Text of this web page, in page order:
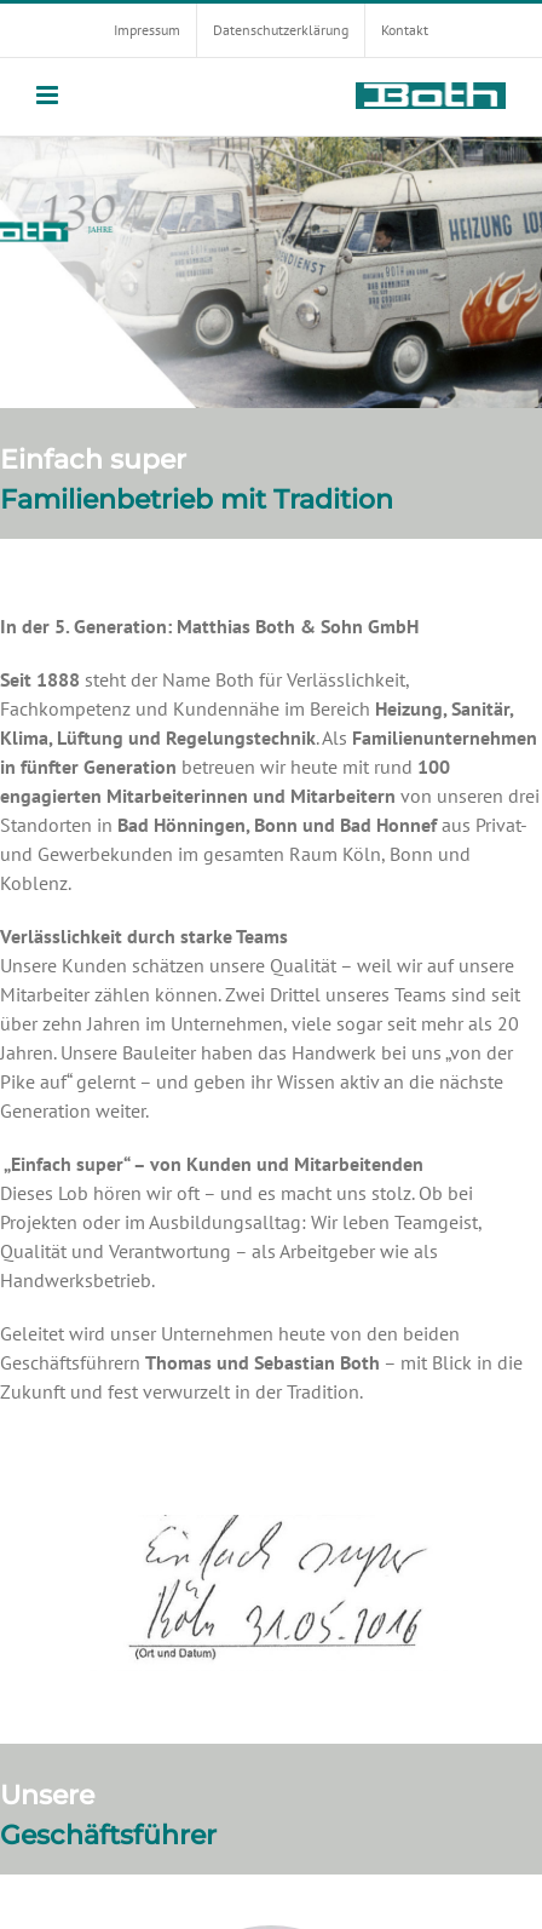
Impressum Datenschutzerklärung Kontakt
Einfach super
Familienbetrieb mit Tradition
In der 5. Generation: Matthias Both & Sohn GmbH
Seit 1888 steht der Name Both für Verlässlichkeit,
Fachkompetenz und Kundennähe im Bereich Heizung, Sanitär,
Klima, Lüftung und Regelungstechnik. Als Familienunternehmen
in fünfter Generation betreuen wir heute mit rund 100
engagierten Mitarbeiterinnen und Mitarbeitern von unseren drei
Standorten in Bad Hönningen, Bonn und Bad Honnefaus Privat-
und Gewerbekunden im gesamten Raum Köln, Bonn und
Koblenz.
Verlässlichkeit durch starke Teams
Unsere Kunden schätzen unsere Qualität – weil wir auf unsere
Mitarbeiter zählen können. Zwei Drittel unseres Teams sind seit
über zehn Jahren im Unternehmen, viele sogar seit mehr als 20
Jahren. Unsere Bauleiter haben das Handwerk bei uns „von der
Pike auf“ gelernt – und geben ihr Wissen aktiv an die nächste
Generation weiter.
„Einfach super“ – von Kunden und Mitarbeitenden
Dieses Lob hören wir oft – und es macht uns stolz. Ob bei
Projekten oder im Ausbildungsalltag: Wir leben Teamgeist,
Qualität und Verantwortung – als Arbeitgeber wie als
Handwerksbetrieb.
Geleitet wird unser Unternehmen heute von den beiden
Geschäftsführern Thomas und Sebastian Both – mit Blick in die
Zukunft und fest verwurzelt in der Tradition.
Unsere
Geschäftsführer